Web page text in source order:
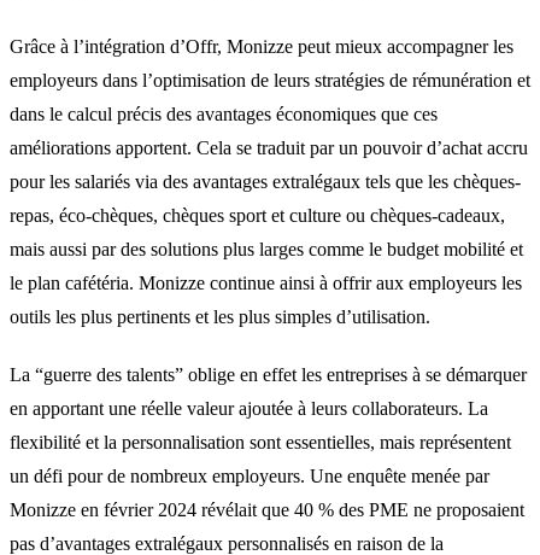
Grâce à l’intégration d’Offr, Monizze peut mieux accompagner les
employeurs dans l’optimisation de leurs stratégies de rémunération et
dans le calcul précis des avantages économiques que ces
améliorations apportent. Cela se traduit par un pouvoir d’achat accru
pour les salariés via des avantages extralégaux tels que les chèques-
repas, éco-chèques, chèques sport et culture ou chèques-cadeaux,
mais aussi par des solutions plus larges comme le budget mobilité et
le plan cafétéria. Monizze continue ainsi à offrir aux employeurs les
outils les plus pertinents et les plus simples d’utilisation.
La “guerre des talents” oblige en effet les entreprises à se démarquer
en apportant une réelle valeur ajoutée à leurs collaborateurs. La
flexibilité et la personnalisation sont essentielles, mais représentent
un défi pour de nombreux employeurs. Une enquête menée par
Monizze en février 2024 révélait que 40 % des PME ne proposaient
pas d’avantages extralégaux personnalisés en raison de la